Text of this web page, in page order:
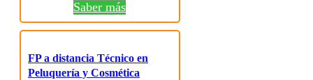
Saber más
FP a distancia Técnico en
Peluquería y Cosmética